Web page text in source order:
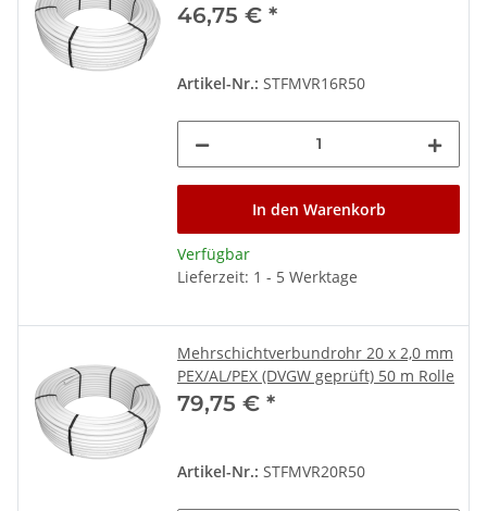
46,75 € *
Artikel-Nr.: STFMVR16R50
In den Warenkorb
Verfügbar
Lieferzeit: 1 - 5 Werktage
Mehrschichtverbundrohr 20 x 2,0 mm
PEX/AL/PEX (DVGW geprüft) 50 m Rolle
79,75 € *
Artikel-Nr.: STFMVR20R50